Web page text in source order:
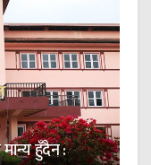
मान्य हुँदैन :